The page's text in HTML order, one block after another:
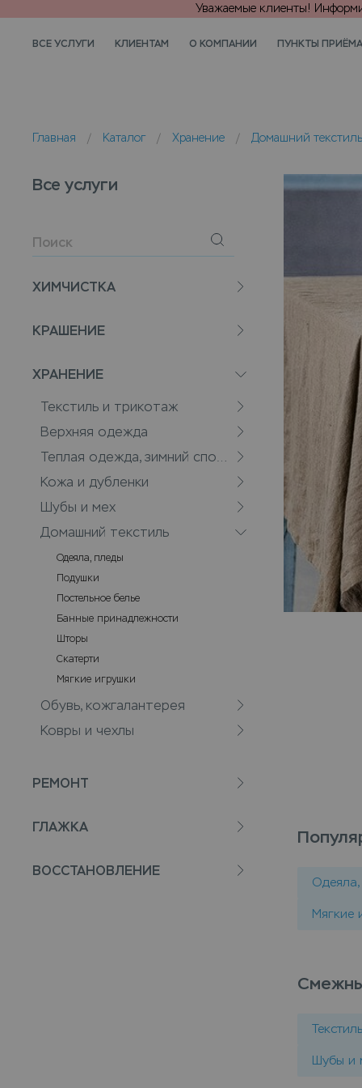
Уважаемые клиенты!
ВСЕ УСЛУГИ КЛИЕНТАМ О КОМПАНИИ ПУНКТЫ ПРИЁМА
Главная / Каталог / Хранение / Домашний текстиль
Все услуги
ХИМЧИСТКА
КРАШЕНИЕ
ХРАНЕНИЕ
Текстиль и трикотаж
Верхняя одежда
Кожа и дубленки
Шубы и мех
Домашний текстиль
Одеяла, пледы
Подушки
Постельное белье
Банные принадлежности
Шторы
Скатерти
Мягкие игрушки
Обувь, кожгалантерея
Ковры и чехлы
РЕМОНТ
ГЛАЖКА
ВОССТАНОВЛЕНИЕ
Мягкие
Шубы и